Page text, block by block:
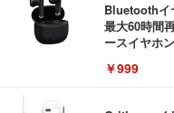
Bluetoothイ
最大60時間
ースイヤホ
用iPhone/
￥999